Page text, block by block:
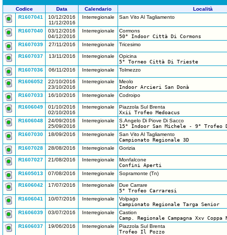
Codice Data Calendario
Località
R1607041
10/12/2016
11/12/2016
Interregionale San Vito Al Tagliamento
R1607040
03/12/2016
04/12/2016
Interregionale
Cormons
50° Indoor Città Di Cormons
R1607039
27/11/2016 Interregionale Tricesimo
R1607037 13/11/2016 Interregionale
Opicina
5° Torneo Città Di Trieste
R1607036
06/11/2016 Interregionale Tolmezzo
R1606052
22/10/2016
23/10/2016
Interregionale
Meolo
Indoor Arcieri San Donà
R1607033
16/10/2016 Interregionale Codroipo
R1606049
01/10/2016
02/10/2016
Interregionale
Piazzola Sul Brenta
Xxii Trofeo Medoacus
R1606048
24/09/2016
25/09/2016
Interregionale
S.Angelo Di Piove Di Sacco
15° Indoor San Michele - 9° Trofeo
R1607030
18/09/2016 Interregionale
San Vito Al Tagliamento
Campionato Regionale 3D
R1607028
28/08/2016 Interregionale Gorizia
R1607027 21/08/2016 Interregionale
Monfalcone
Confini Aperti
R1605013
07/08/2016 Interregionale Sopramonte (Tn)
R1606042 17/07/2016 Interregionale
Due Carrare
5° Trofeo Carraresi
R1606041
10/07/2016 Interregionale
Volpago
Campionato Regionale Targa Senior
R1606039
03/07/2016 Interregionale
Castion
Camp. Regionale Campagna Xxv Coppa
R1606037
19/06/2016 Interregionale
Piazzola Sul Brenta
Trofeo Il Pozzo